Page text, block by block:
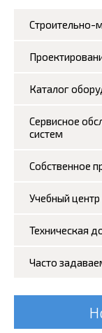
Строительно-
Каталог
Сервисное
систем
Собственное
Учебный центр
Техническая
Часто